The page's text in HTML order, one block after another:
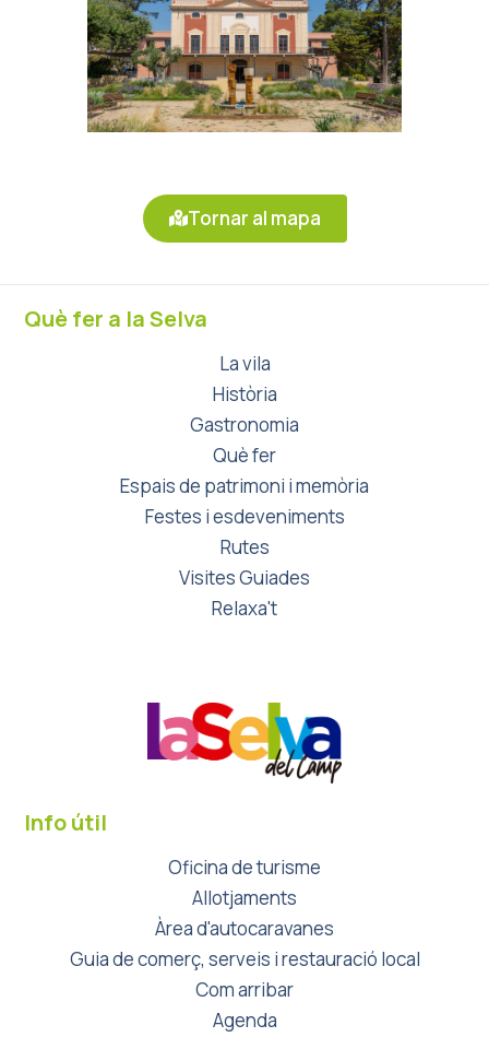
Tornar al mapa
Què fer a la Selva
La vila
Història
Gastronomia
Què fer
Espais de patrimoni i memòria
Festes i esdeveniments
Rutes
Visites Guiades
Relaxa't
Info útil
Oficina de turisme
Allotjaments
Àrea d'autocaravanes
Guia de comerç, serveis i restauració local
Com arribar
Agenda